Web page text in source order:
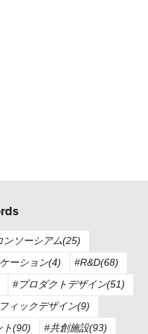
ンソーシアム(25)
ーション(4)
#R&D(68)
#プロダクトデザイン(51)
ィックデザイン(9)
ト(90)
#共創施設(93)